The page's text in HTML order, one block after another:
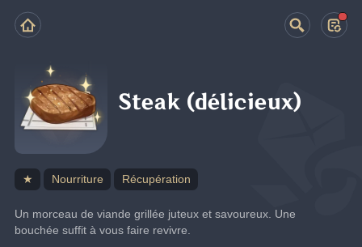
Steak (délicieux)
★ Nourriture Récupération
Un morceau de viande grillée juteux et savoureux. Une
bouchée suffit à vous faire revivre.